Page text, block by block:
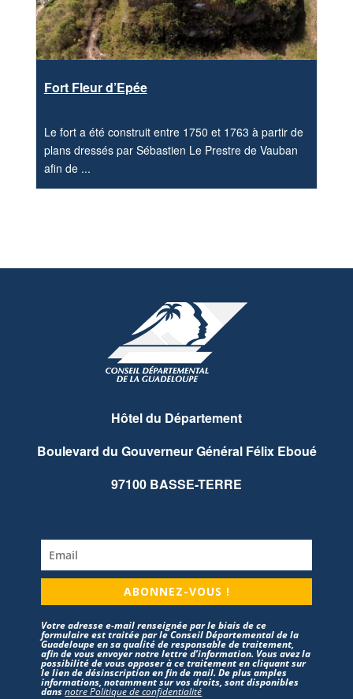
Fort Fleur d’Epée
Le fort a été construit entre 1750 et 1763 à partir de
plans dressés par Sébastien Le Prestre de Vauban
afin de ...
Hôtel du Département
Boulevard du Gouverneur Général Félix Eboué
97100 BASSE-TERRE
ABONNEZ-VOUS !
Votre adresse e-mail renseignée par le biais de ce
formulaire est traitée par le Conseil Départemental de la
Guadeloupe en sa qualité de responsable de traitement,
afin de vous envoyer notre lettre d’information. Vous avez la
possibilité de vous opposer à ce traitement en cliquant sur
le lien de désinscription en fin de mail. De plus amples
informations, notamment sur vos droits, sont disponibles
dansnotre Politique de confidentialité